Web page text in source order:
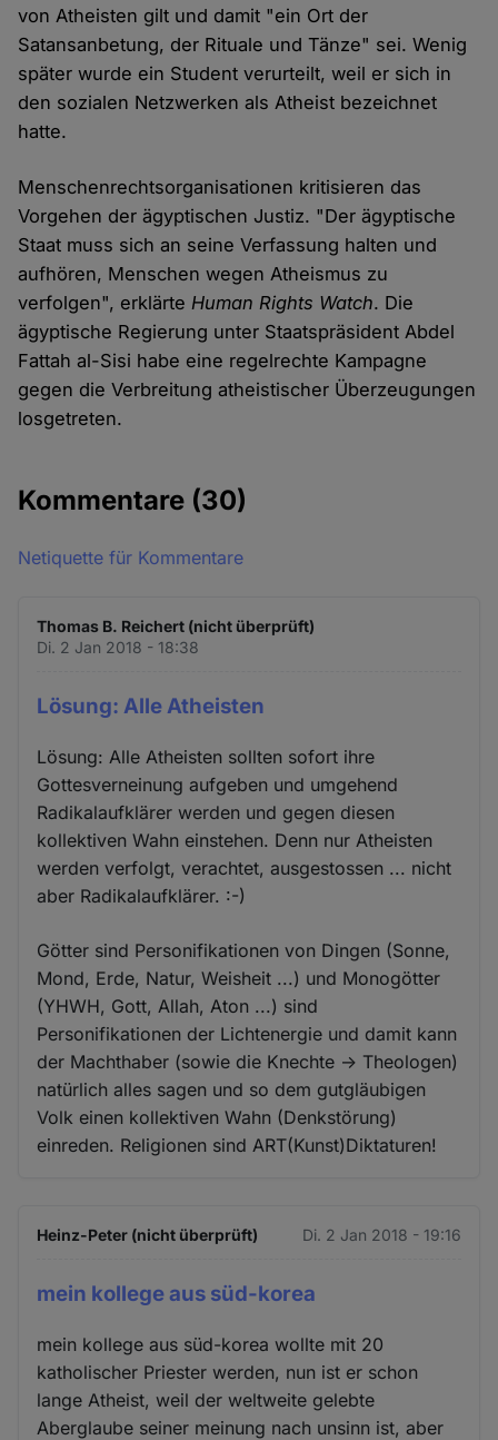
von Atheisten gilt und damit "ein Ort der
Satansanbetung, der Rituale und Tänze" sei. Wenig
später wurde ein Student verurteilt, weil er sich in
den sozialen Netzwerken als Atheist bezeichnet
hatte.
Menschenrechtsorganisationen kritisieren das
Vorgehen der ägyptischen Justiz. "Der ägyptische
Staat muss sich an seine Verfassung halten und
aufhören, Menschen wegen Atheismus zu
verfolgen", erklärteHuman Rights Watch. Die
ägyptische Regierung unter Staatspräsident Abdel
Fattah al-Sisi habe eine regelrechte Kampagne
gegen die Verbreitung atheistischer Überzeugungen
losgetreten.
Kommentare (30)
Netiquette für Kommentare
Thomas B. Reichert (nicht überprüft)
Di. 2 Jan 2018 - 18:38
Lösung: Alle Atheisten
Lösung: Alle Atheisten sollten sofort ihre
Gottesverneinung aufgeben und umgehend
Radikalaufklärer werden und gegen diesen
kollektiven Wahn einstehen. Denn nur Atheisten
werden verfolgt, verachtet, ausgestossen ... nicht
aber Radikalaufklärer. :-)
Götter sind Personifikationen von Dingen (Sonne,
Mond, Erde, Natur, Weisheit ...) und Monogötter
(YHWH, Gott, Allah, Aton ...) sind
Personifikationen der Lichtenergie und damit kann
der Machthaber (sowie die Knechte -> Theologen)
natürlich alles sagen und so dem gutgläubigen
Volk einen kollektiven Wahn (Denkstörung)
einreden. Religionen sind ART(Kunst)Diktaturen!
Heinz-Peter (nicht überprüft) Di. 2 Jan 2018 - 19:16
mein kollege aus süd-korea
mein kollege aus süd-korea wollte mit 20
katholischer Priester werden, nun ist er schon
lange Atheist, weil der weltweite gelebte
Aberglaube seiner meinung nach unsinn ist, aber